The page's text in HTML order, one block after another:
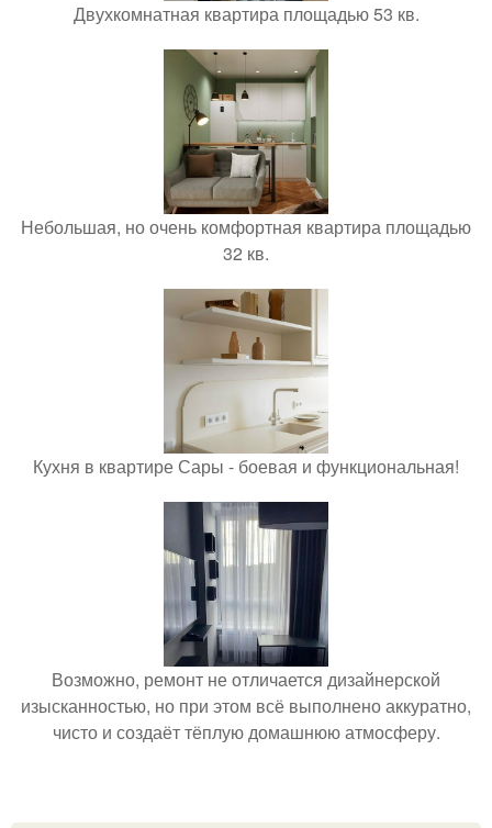
Двухкомнатная квартира площадью 53 кв.
Небольшая, но очень комфортная квартира площадью
32 кв.
Кухня в квартире Сары - боевая и функциональная!
Возможно, ремонт не отличается дизайнерской
изысканностью, но при этом всё выполнено аккуратно,
чисто и создаёт тёплую домашнюю атмосферу.